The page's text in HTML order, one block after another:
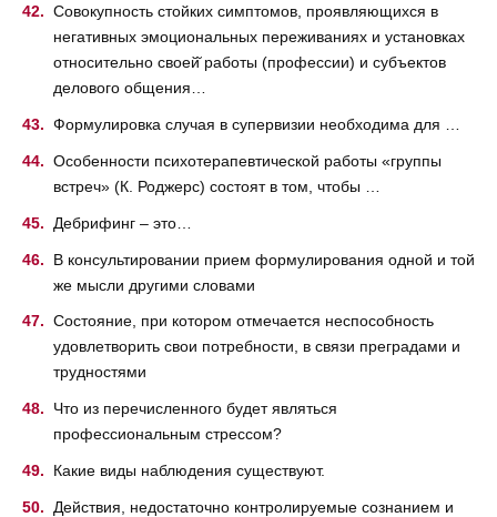
Совокупность стойких симптомов, проявляющихся в
негативных эмоциональных переживаниях и установках
относительно своей̆ работы (профессии) и субъектов
делового общения…
Формулировка случая в супервизии необходима для …
Особенности психотерапевтической работы «группы
встреч» (К. Роджерс) состоят в том, чтобы …
Дебрифинг – это…
В консультировании прием формулирования одной и той
же мысли другими словами
Состояние, при котором отмечается неспособность
удовлетворить свои потребности, в связи преградами и
трудностями
Что из перечисленного будет являться
профессиональным стрессом?
Какие виды наблюдения существуют.
Действия, недостаточно контролируемые сознанием и